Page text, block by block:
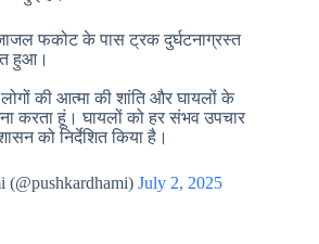
फकोट के पास ट्रक दुर्घटनाग्रस्त
हुआ।
की आत्मा की शांति और घायलों के
करता हूं। घायलों को हर संभव उपचार
को निर्देशित किया है।
(@pushkardhami) July 2, 2025